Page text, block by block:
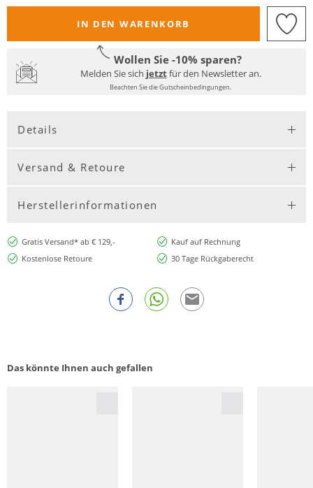
IN DEN WARENKORB
Wollen Sie -10% sparen?
Melden Sie sich jetztfür den Newsletter an.
Beachten Sie die Gutscheinbedingungen.
Details
Versand & Retoure
Herstellerinformationen
Gratis Versand* ab € 129,-
Kauf auf Rechnung
Kostenlose Retoure
30 Tage Rückgaberecht
Das könnte Ihnen auch gefallen